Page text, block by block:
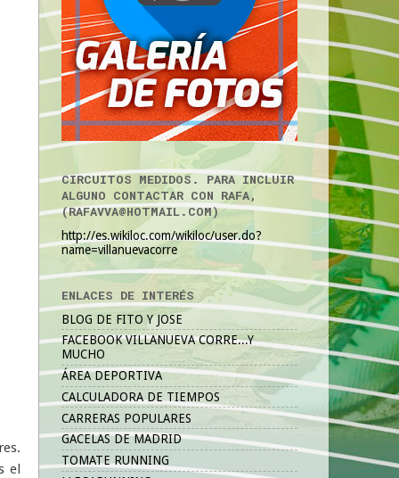
el
CIRCUITOS MEDIDOS. PARA INCLUIR
ALGUNO CONTACTAR CON RAFA,
(RAFAVVA@HOTMAIL.COM)
http://es.wikiloc.com/wikiloc/user.do?
name=villanuevacorre
ENLACES DE INTERÉS
BLOG DE FITO Y JOSE
FACEBOOK VILLANUEVA CORRE...Y
MUCHO
ÁREA DEPORTIVA
CALCULADORA DE TIEMPOS
CARRERAS POPULARES
GACELAS DE MADRID
TOMATE RUNNING